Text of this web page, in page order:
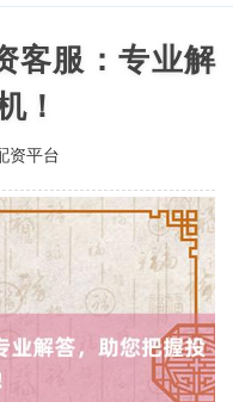
客服：专业解
！
资平台